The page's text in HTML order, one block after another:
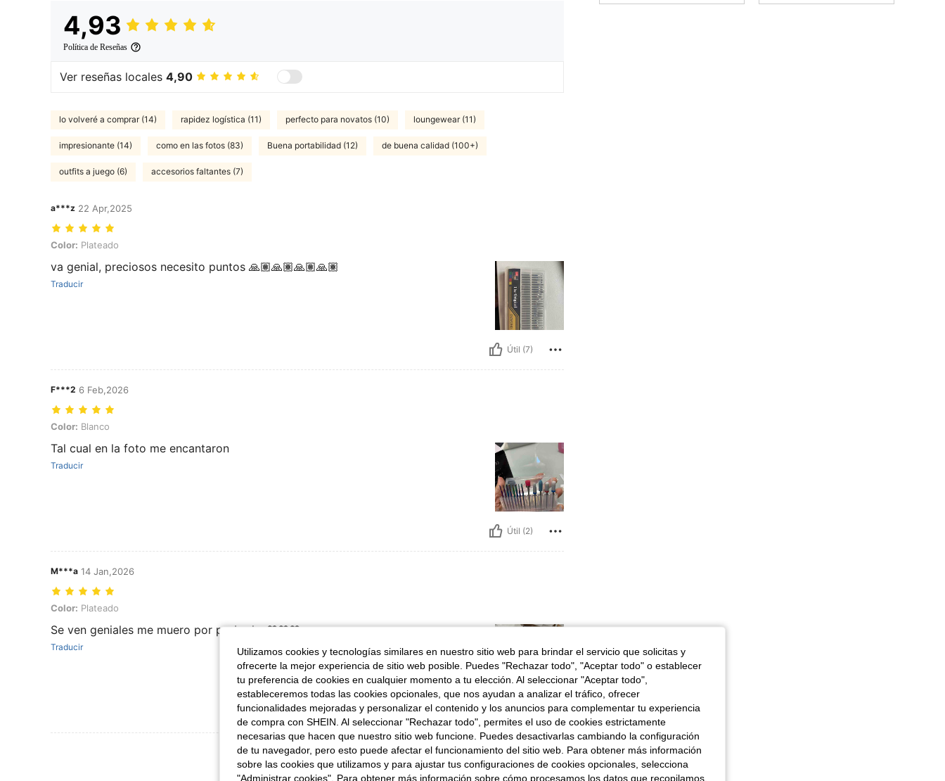
4,93
Política de Reseñas
Ver reseñas locales 4,90
lo volveré a comprar (14) rapidez logística (11) perfecto para novatos (10) loungewear (11)
impresionante (14) como en las fotos (83) Buena portabilidad (12) de buena calidad (100+)
outfits a juego (6) accesorios faltantes (7)
a***z 22 Apr,2025
Color: Plateado
Color: Plateado
va genial, preciosos necesito puntos 🙏🏽🙏🏽🙏🏽🙏🏽
Traducir
Útil (7)
F***2 6 Feb,2026
Color: Blanco
Color: Blanco
Tal cual en la foto me encantaron
Traducir
Útil (2)
M***a 14 Jan,2026
Color: Plateado
Color: Plateado
Se ven geniales me muero por probarlas♥️♥️♥️
Traducir
Útil (2)
Ver Más Reseñas
Utilizamos cookies y tecnologías similares en nuestro sitio web para brindar el servicio que solicitas y
ofrecerte la mejor experiencia de sitio web posible. Puedes "Rechazar todo", "Aceptar todo" o establecer
tu preferencia de cookies en cualquier momento a tu elección. Al seleccionar "Aceptar todo",
estableceremos todas las cookies opcionales, que nos ayudan a analizar el tráfico, ofrecer
funcionalidades mejoradas y personalizar el contenido y los anuncios para complementar tu experiencia
de compra con SHEIN. Al seleccionar "Rechazar todo", permites el uso de cookies estrictamente
necesarias que hacen que nuestro sitio web funcione. Puedes desactivarlas cambiando la configuración
de tu navegador, pero esto puede afectar el funcionamiento del sitio web. Para obtener más información
sobre las cookies que utilizamos y para ajustar tus configuraciones de cookies opcionales, selecciona
"Administrar cookies". Para obtener más información sobre cómo procesamos los datos que recopilamos,